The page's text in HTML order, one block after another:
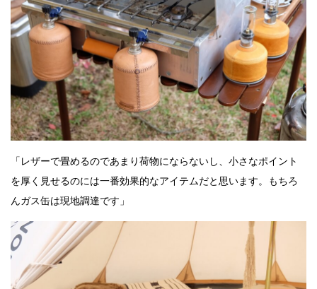
「レザーで畳めるのであまり荷物にならないし、小さなポイント
を厚く見せるのには一番効果的なアイテムだと思います。もちろ
んガス缶は現地調達です」